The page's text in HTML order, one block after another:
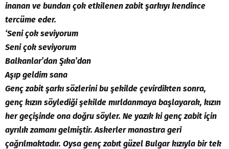
inanan ve bundan çok etkilenen zabit şarkıyı kendince
tercüme eder.
‘Seni çok seviyorum
Seni çok seviyorum
Balkanlar’dan Şıka’dan
Aşıp geldim sana
Genç zabit şarkı sözlerini bu şekilde çevirdikten sonra,
genç kızın söylediği şekilde mırldanmaya başlayarak, kızın
her geçişinde ona doğru söyler. Ne yazık ki genç zabit için
ayrılık zamanı gelmiştir. Askerler manastıra geri
çağrılmaktadır. Oysa genç zabıt güzel Bulgar kızıyla bir tek